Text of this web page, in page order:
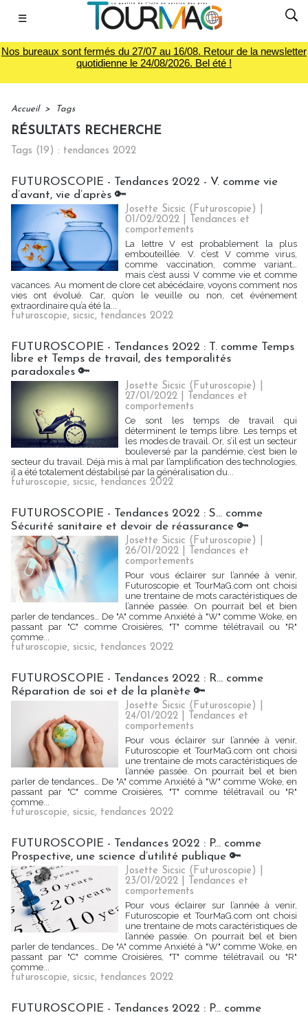
☰
Nos bureaux sont fermés du 27/07 au 16/08. Retour de la newsletter
quotidienne le 24/08/2026. Bel été !
Accueil > Tags
RÉSULTATS RECHERCHE
Tags (19) : tendances 2022
FUTUROSCOPIE - Tendances 2022 - V. comme vie
d’avant, vie d’après 🔑
Josette Sicsic (Futuroscopie)
01/02/2022
Tendances et
comportements
La lettre V est probablement la plus
embouteillée. V. c’est V comme virus,
comme vaccination, comme variant…
mais c’est aussi V comme vie et comme
vacances. Au moment de clore cet abécédaire, voyons comment nos
vies ont évolué. Car, qu’on le veuille ou non, cet événement
extraordinaire qu’a été la...
futuroscopie, sicsic, tendances 2022
FUTUROSCOPIE - Tendances 2022 : T. comme Temps
libre et Temps de travail, des temporalités
paradoxales 🔑
Josette Sicsic (Futuroscopie)
27/01/2022
Tendances et
comportements
Ce sont les temps de travail qui
déterminent le temps libre. Les temps et
les modes de travail. Or, s’il est un secteur
bouleversé par la pandémie, c’est bien le
secteur du travail. Déjà mis à mal par l’amplification des technologies,
il a été totalement déstabilisé par la généralisation du...
futuroscopie, sicsic, tendances 2022
FUTUROSCOPIE - Tendances 2022 : S... comme
Sécurité sanitaire et devoir de réassurance 🔑
Josette Sicsic (Futuroscopie)
26/01/2022
Tendances et
comportements
Pour vous éclairer sur l’année à venir,
Futuroscopie et TourMaG.com ont choisi
une trentaine de mots caractéristiques de
l’année passée. On pourrait bel et bien
parler de tendances… De "A" comme Anxiété à "W" comme Woke, en
passant par "C" comme Croisières, "T" comme télétravail ou "R"
comme...
futuroscopie, sicsic, tendances 2022
FUTUROSCOPIE - Tendances 2022 : R... comme
Réparation de soi et de la planète 🔑
Josette Sicsic (Futuroscopie)
24/01/2022
Tendances et
comportements
Pour vous éclairer sur l’année à venir,
Futuroscopie et TourMaG.com ont choisi
une trentaine de mots caractéristiques de
l’année passée. On pourrait bel et bien
parler de tendances… De "A" comme Anxiété à "W" comme Woke, en
passant par "C" comme Croisières, "T" comme télétravail ou "R"
comme...
futuroscopie, sicsic, tendances 2022
FUTUROSCOPIE - Tendances 2022 : P… comme
Prospective, une science d’utilité publique 🔑
Josette Sicsic (Futuroscopie)
23/01/2022
Tendances et
comportements
Pour vous éclairer sur l’année à venir,
Futuroscopie et TourMaG.com ont choisi
une trentaine de mots caractéristiques de
l’année passée. On pourrait bel et bien
parler de tendances… De "A" comme Anxiété à "W" comme Woke, en
passant par "C" comme Croisières, "T" comme télétravail ou "R"
comme...
futuroscopie, sicsic, tendances 2022
FUTUROSCOPIE - Tendances 2022 : P… comme